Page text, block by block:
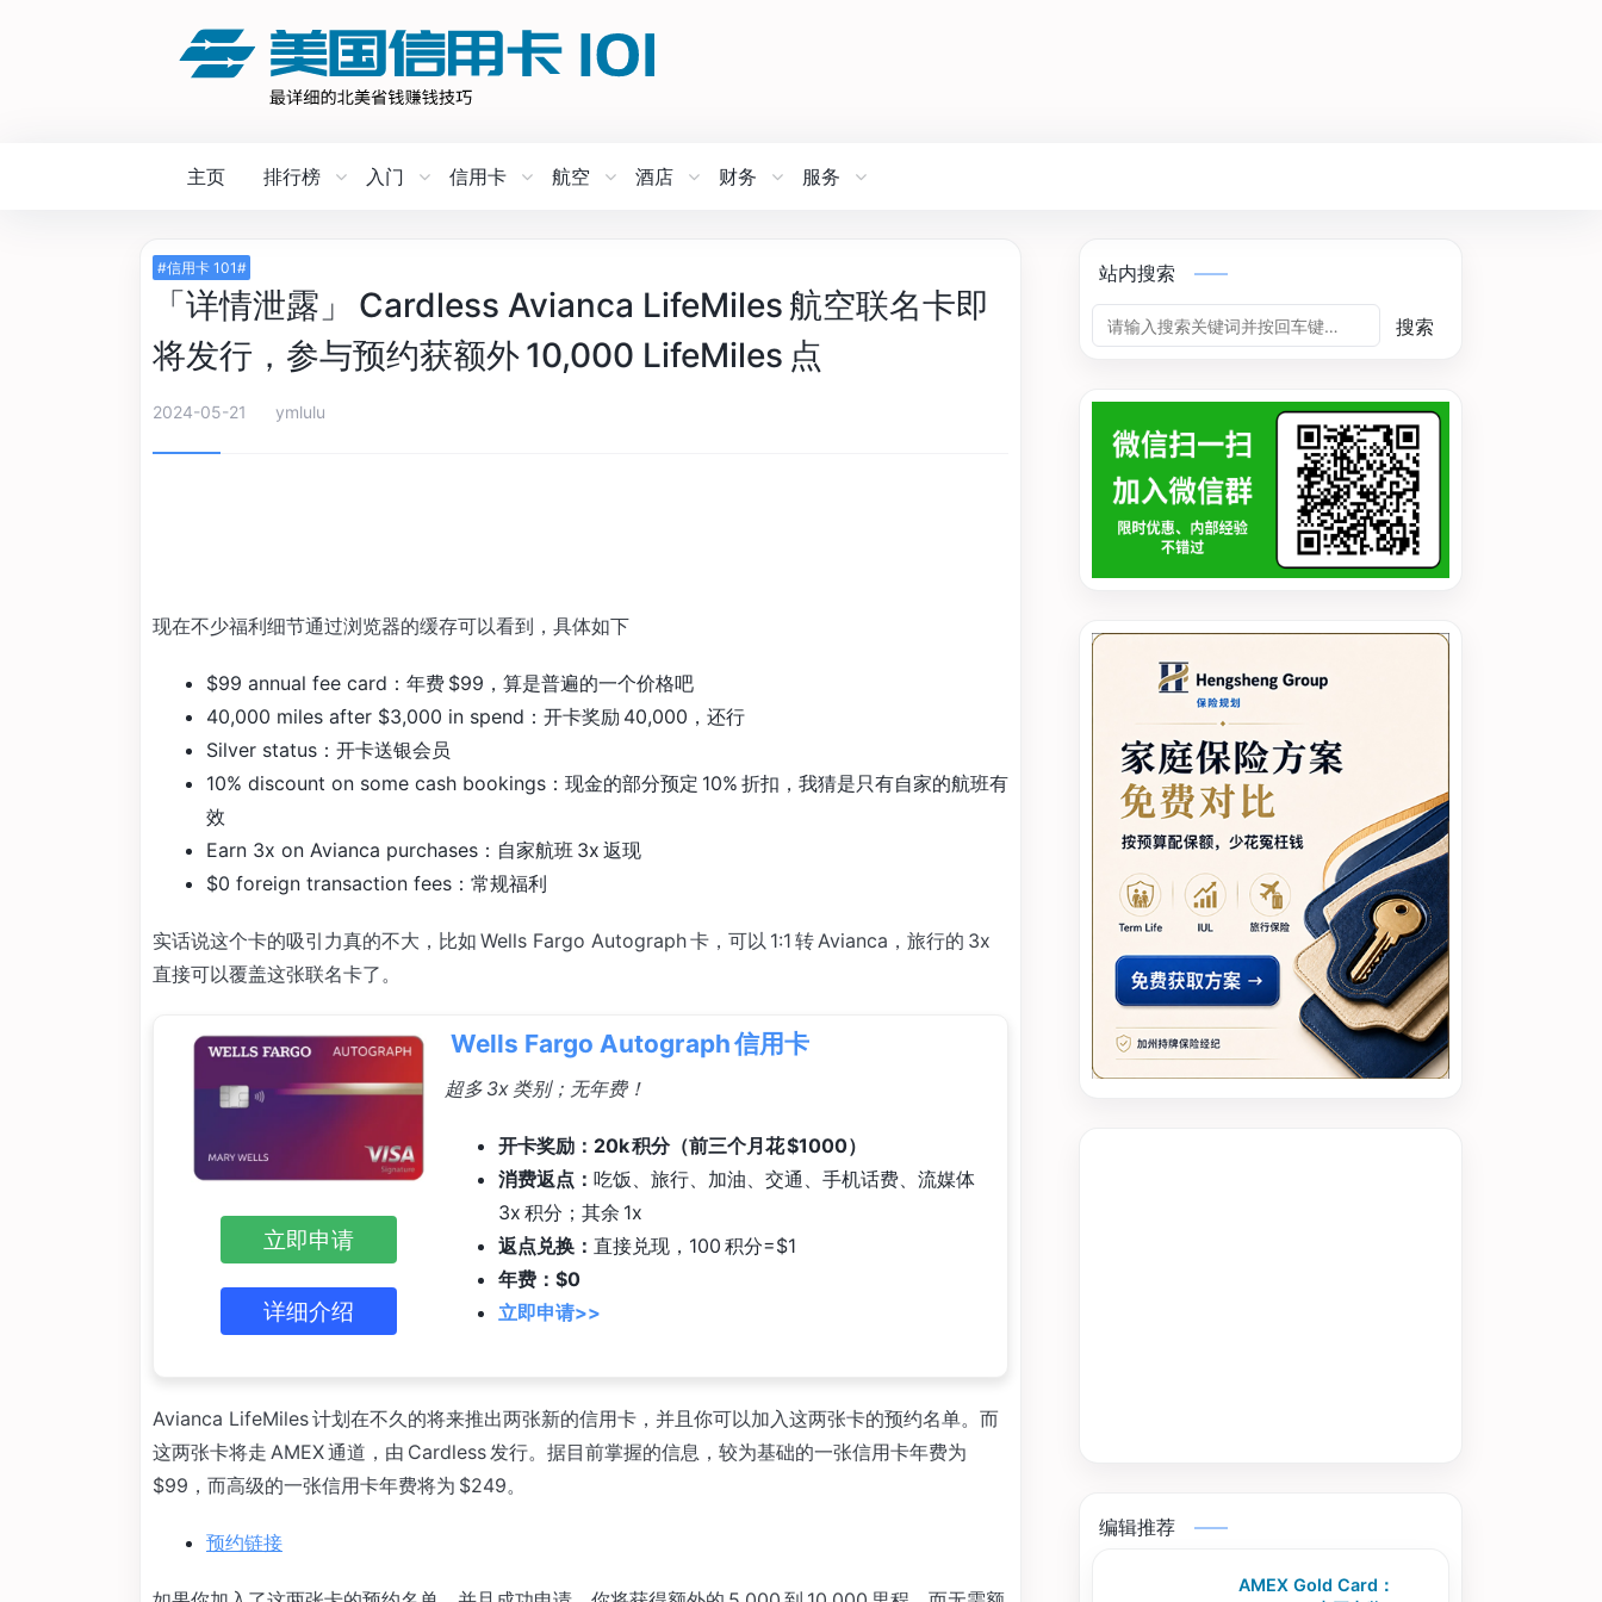
主页 排行榜 入门 信用卡 航空 酒店 财务 服务
#信用卡 101#
「详情泄露」 Cardless Avianca LifeMiles 航空联名卡即
将发行，参与预约获额外 10,000 LifeMiles 点
2024-05-21 ymlulu
现在不少福利细节通过浏览器的缓存可以看到，具体如下
$99 annual fee card：年费 $99，算是普遍的一个价格吧
40,000 miles after $3,000 in spend：开卡奖励 40,000，还行
Silver status：开卡送银会员
10% discount on some cash bookings：现金的部分预定 10% 折扣，我猜是只有自家的航班有
效
Earn 3x on Avianca purchases：自家航班 3x 返现
$0 foreign transaction fees：常规福利
实话说这个卡的吸引力真的不大，比如 Wells Fargo Autograph 卡，可以 1:1 转 Avianca，旅行的 3x
直接可以覆盖这张联名卡了。
立即申请
详细介绍
Wells Fargo Autograph 信用卡
超多 3x 类别；无年费！
开卡奖励：20k 积分（前三个月花 $1000）
消费返点： 吃饭、旅行、加油、交通、手机话费、流媒体
3x 积分；其余 1x
返点兑换： 直接兑现，100 积分=$1
年费：$0
立即申请>>
Avianca LifeMiles 计划在不久的将来推出两张新的信用卡，并且你可以加入这两张卡的预约名单。而
这两张卡将走 AMEX 通道，由 Cardless 发行。据目前掌握的信息，较为基础的一张信用卡年费为
$99，而高级的一张信用卡年费将为 $249。
预约链接
站内搜索
搜索
编辑推荐
AMEX Gold Card：